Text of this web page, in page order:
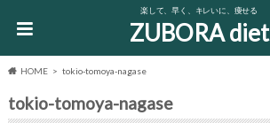
楽して、早く、キレいに、痩せる
ZUBORA diet
HOME tokio-tomoya-nagase
tokio-tomoya-nagase